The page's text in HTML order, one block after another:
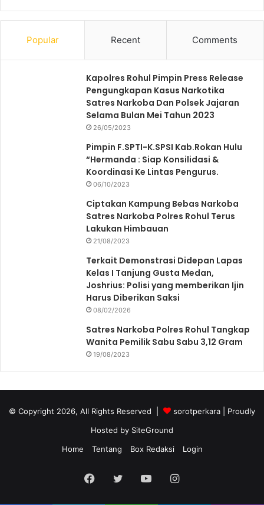
Popular Recent Comments
Kapolres Rohul Pimpin Press Release
Pengungkapan Kasus Narkotika
Satres Narkoba Dan Polsek Jajaran
Selama Bulan Mei Tahun 2023
26/05/2023
Pimpin F.SPTI-K.SPSI Kab.Rokan Hulu
“Hermanda : Siap Konsilidasi &
Koordinasi Ke Lintas Pengurus.
06/10/2023
Ciptakan Kampung Bebas Narkoba
Satres Narkoba Polres Rohul Terus
Lakukan Himbauan
21/08/2023
Terkait Demonstrasi Didepan Lapas
Kelas I Tanjung Gusta Medan,
Joshrius: Polisi yang memberikan Ijin
Harus Diberikan Saksi
08/02/2026
Satres Narkoba Polres Rohul Tangkap
Wanita Pemilik Sabu Sabu 3,12 Gram
19/08/2023
© Copyright 2026, All Rights Reserved | sorotperkara
| Proudly
Hosted by SiteGround
Home
Tentang Box Redaksi Login
Facebook
TwitterYouTubeInstagram